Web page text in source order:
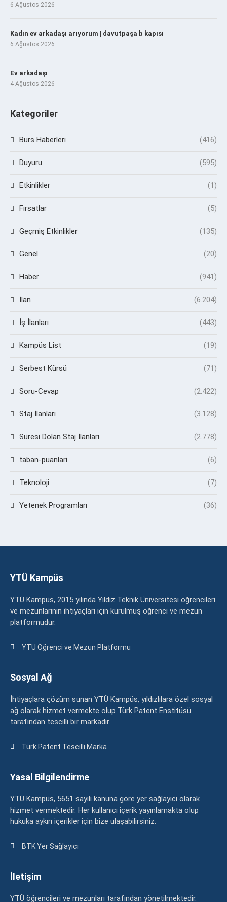
6 Ağustos 2026
Kadın ev arkadaşı arıyorum | davutpaşa b kapısı
6 Ağustos 2026
Ev arkadaşı
4 Ağustos 2026
Kategoriler
Burs Haberleri (416)
Duyuru (595)
Etkinlikler (1)
Fırsatlar (5)
Geçmiş Etkinlikler (135)
Genel (20)
Haber (941)
İlan (6.204)
İş İlanları (443)
Kampüs List (19)
Serbest Kürsü (71)
Soru-Cevap (2.422)
Staj İlanları (3.128)
Süresi Dolan Staj İlanları (2.778)
taban-puanlari (6)
Teknoloji (7)
Yetenek Programları (36)
YTÜ Kampüs
YTÜ Kampüs, 2015 yılında Yıldız Teknik Üniversitesi öğrencileri
ve mezunlarının ihtiyaçları için kurulmuş öğrenci ve mezun
platformudur.
YTÜ Öğrenci ve Mezun Platformu
Sosyal Ağ
İhtiyaçlara çözüm sunan YTÜ Kampüs, yıldızlılara özel sosyal
ağ olarak hizmet vermekte olup Türk Patent Enstitüsü
tarafından tescilli bir markadır.
Türk Patent Tescilli Marka
Yasal Bilgilendirme
YTÜ Kampüs, 5651 sayılı kanuna göre yer sağlayıcı olarak
hizmet vermektedir. Her kullanıcı içerik yayınlamakta olup
hukuka aykırı içerikler için bize ulaşabilirsiniz.
BTK Yer Sağlayıcı
İletişim
YTÜ öğrencileri ve mezunları tarafından yönetilmektedir.